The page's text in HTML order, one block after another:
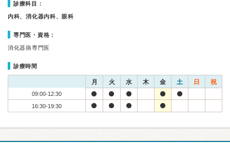
診療科目：
内科、消化器内科、眼科
専門医・資格：
消化器病専門医
診療時間
月 火 水 木 金 土 日 祝
09:00-12:30
16:30-19:30